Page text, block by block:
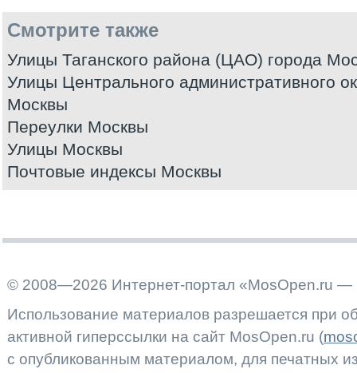
Смотрите также
Улицы Таганского района (ЦАО) города
Улицы Центрального административного
Москвы
Переулки Москвы
Улицы Москвы
Почтовые индексы Москвы
© 2008—2026 Интернет-портал «MosOpen.ru —
Использование материалов разрешается при
активной гиперссылки на сайт MosOpen.ru (
с опубликованным материалом, для печатных